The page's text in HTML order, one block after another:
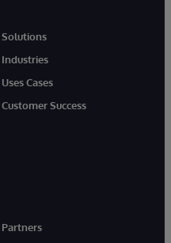
Solutions
Industries
Uses Cases
Customer Success
Partners